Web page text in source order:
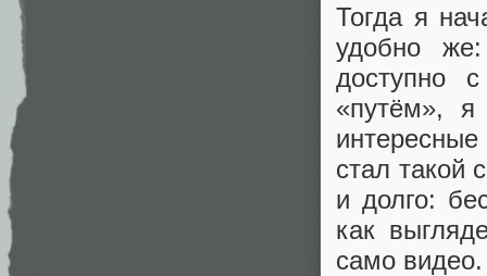
Тогда я
удобно
доступно
«путём»,
стал такой
и долго:
как
само видео.